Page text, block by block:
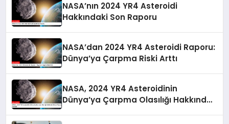
NASA’nın 2024 YR4 Asteroidi
Hakkındaki Son Raporu
NASA’dan 2024 YR4 Asteroidi Raporu:
Dünya’ya Çarpma Riski Arttı
NASA, 2024 YR4 Asteroidinin
Dünya’ya Çarpma Olasılığı Hakkında